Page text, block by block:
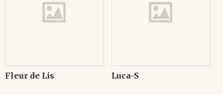
Fleur de Lis Luca-S